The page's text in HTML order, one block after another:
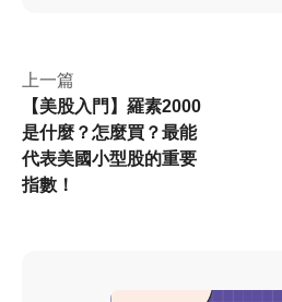
上一篇
【美股入門】羅素2000
是什麼？怎麼買？最能
代表美國小型股的重要
指數！